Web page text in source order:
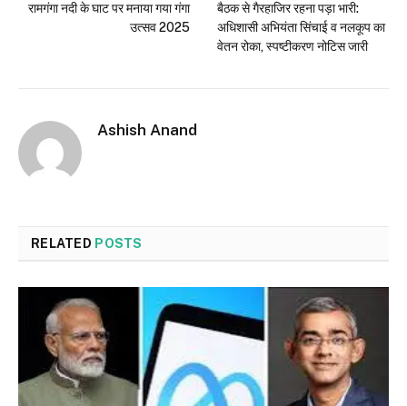
रामगंगा नदी के घाट पर मनाया गया गंगा
उत्सव 2025
बैठक से गैरहाजिर रहना पड़ा भारी:
अधिशासी अभियंता सिंचाई व नलकूप का
वेतन रोका, स्पष्टीकरण नोटिस जारी
Ashish Anand
RELATED POSTS